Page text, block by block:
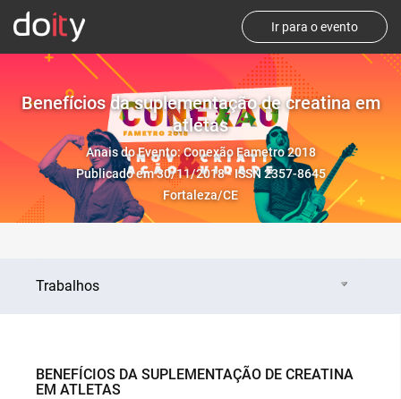
Ir para o evento
Benefícios da suplementação de creatina em
atletas
Anais do Evento: Conexão Fametro 2018
Publicado em 30/11/2018 - ISSN 2357-8645
Fortaleza/CE
Trabalhos
BENEFÍCIOS DA SUPLEMENTAÇÃO DE CREATINA
EM ATLETAS